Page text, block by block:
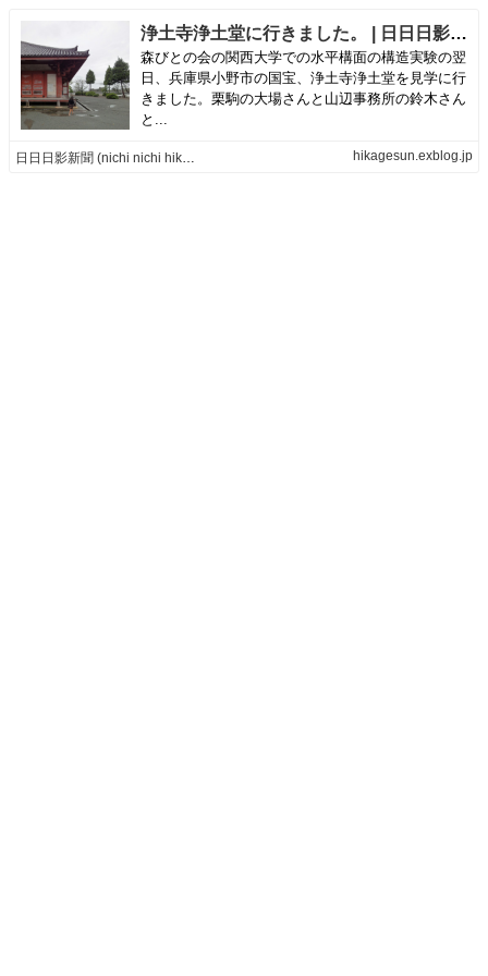
浄土寺浄土堂に行きました。 | 日日日影新聞 (nichi nichi hikage shinbun)
森びとの会の関西大学での水平構面の構造実験の翌
日、兵庫県小野市の国宝、浄土寺浄土堂を見学に行
きました。栗駒の大場さんと山辺事務所の鈴木さん
と...
日日日影新聞 (nichi nichi hikage shinbun) hikagesun.exblog.jp